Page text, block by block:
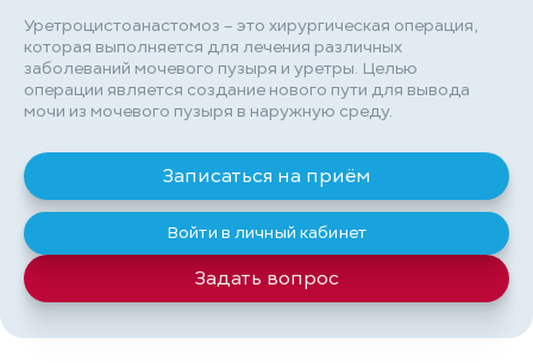
Уретроцистоанастомоз – это хирургическая операция,
которая выполняется для лечения различных
заболеваний мочевого пузыря и уретры. Целью
операции является создание нового пути для вывода
мочи из мочевого пузыря в наружную среду.
Записаться на приём
Войти в личный кабинет
Задать вопрос